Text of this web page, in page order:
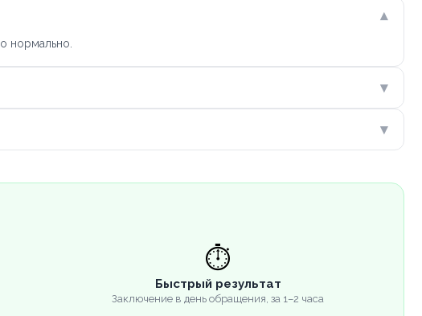
▾
нормально.
▾
▾
⏱️
Быстрый результат
Заключение в день обращения, за 1–2 часа